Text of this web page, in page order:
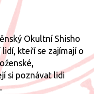
Okultní Shisho
kteří se zajímají o
si poznávat lidi